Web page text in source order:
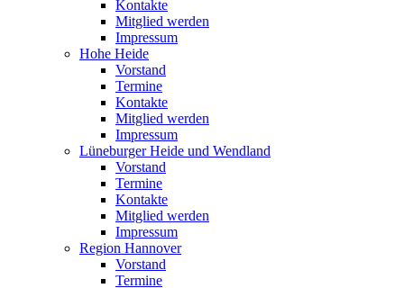
Kontakte
Mitglied werden
Impressum
Hohe Heide
Vorstand
Termine
Kontakte
Mitglied werden
Impressum
Lüneburger Heide und Wendland
Vorstand
Termine
Kontakte
Mitglied werden
Impressum
Region Hannover
Vorstand
Termine